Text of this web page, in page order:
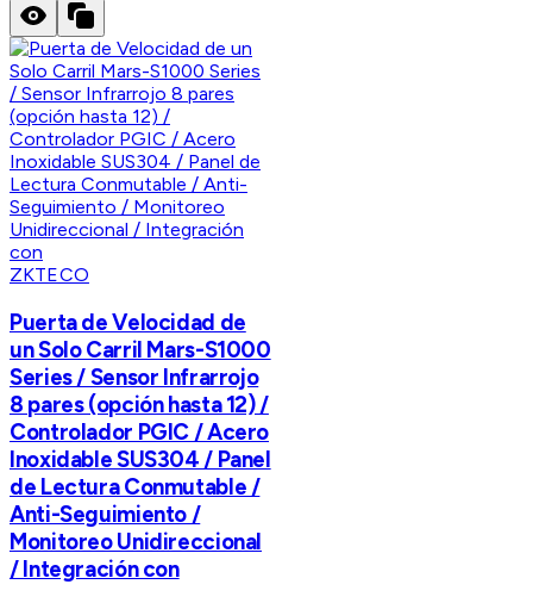
ZKTECO
Puerta de Velocidad de
un Solo Carril Mars-S1000
Series / Sensor Infrarrojo
8 pares (opción hasta 12) /
Controlador PGIC / Acero
Inoxidable SUS304 / Panel
de Lectura Conmutable /
Anti-Seguimiento /
Monitoreo Unidireccional
/ Integración con